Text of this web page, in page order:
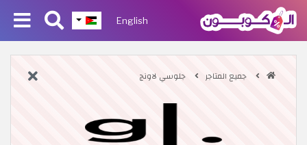
English
جميع المتاجر جلوسي لاونج